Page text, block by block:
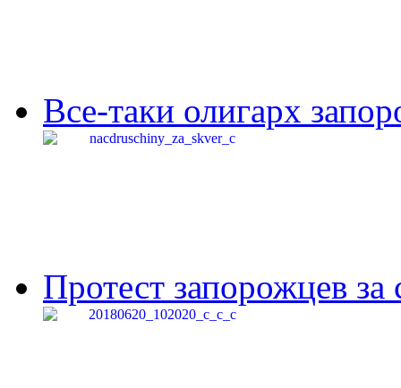
Все-таки олигарх
Протест запорожцев за